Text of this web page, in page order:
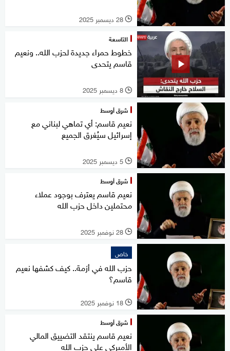
l 28 ديسمبر 2025
التاسعة
خطوط حمراء جديدة لحزب الله.. ونعيم
قاسم يتحدى
l 8 ديسمبر 2025
شرق أوسط
نعيم قاسم: أي تماهي لبناني مع
إسرائيل سيُغرق الجميع
l 5 ديسمبر 2025
شرق أوسط
نعيم قاسم يعترف بوجود عملاء
محتملين داخل حزب الله
l 28 نوفمبر 2025
خاص
حزب الله في أزمة.. كيف كشفها نعيم
قاسم؟
l 18 نوفمبر 2025
شرق أوسط
نعيم قاسم ينتقد التضييق المالي
الأميركي على حزب الله